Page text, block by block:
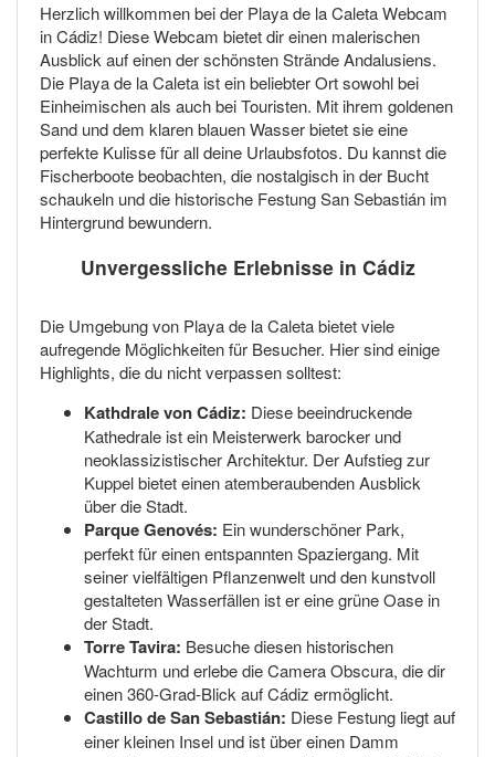
Herzlich willkommen bei der Playa de la Caleta Webcam
in Cádiz! Diese Webcam bietet dir einen malerischen
Ausblick auf einen der schönsten Strände Andalusiens.
Die Playa de la Caleta ist ein beliebter Ort sowohl bei
Einheimischen als auch bei Touristen. Mit ihrem goldenen
Sand und dem klaren blauen Wasser bietet sie eine
perfekte Kulisse für all deine Urlaubsfotos. Du kannst die
Fischerboote beobachten, die nostalgisch in der Bucht
schaukeln und die historische Festung San Sebastián im
Hintergrund bewundern.
Unvergessliche Erlebnisse in Cádiz
Die Umgebung von Playa de la Caleta bietet viele
aufregende Möglichkeiten für Besucher. Hier sind einige
Highlights, die du nicht verpassen solltest:
Kathdrale von Cádiz: Diese beeindruckende
Kathedrale ist ein Meisterwerk barocker und
neoklassizistischer Architektur. Der Aufstieg zur
Kuppel bietet einen atemberaubenden Ausblick
über die Stadt.
Parque Genovés: Ein wunderschöner Park,
perfekt für einen entspannten Spaziergang. Mit
seiner vielfältigen Pflanzenwelt und den kunstvoll
gestalteten Wasserfällen ist er eine grüne Oase in
der Stadt.
Torre Tavira: Besuche diesen historischen
Wachturm und erlebe die Camera Obscura, die dir
einen 360-Grad-Blick auf Cádiz ermöglicht.
Castillo de San Sebastián: Diese Festung liegt auf
einer kleinen Insel und ist über einen Damm